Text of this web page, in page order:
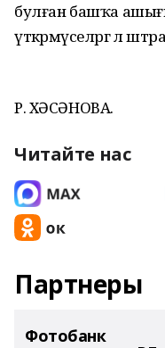
булған башҡа
үткәрмәүселәргә лә
Р. ХӘСӘНОВА.
Читайте нас
Партнеры
Фотобанк